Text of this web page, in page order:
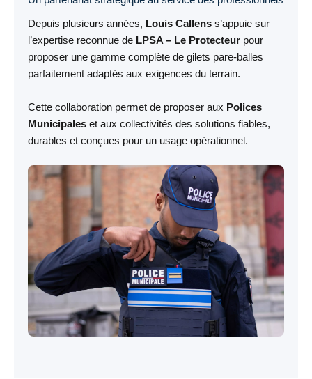
Depuis plusieurs années, Louis Callens s’appuie sur
l’expertise reconnue de LPSA – Le Protecteur pour
proposer une gamme complète de gilets pare-balles
parfaitement adaptés aux exigences du terrain.
Cette collaboration permet de proposer aux Polices
Municipales et aux collectivités des solutions fiables,
durables et conçues pour un usage opérationnel.